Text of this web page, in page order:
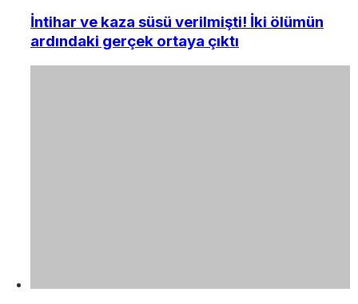
İntihar ve kaza süsü verilmişti! İki ölümün
ardındaki gerçek ortaya çıktı